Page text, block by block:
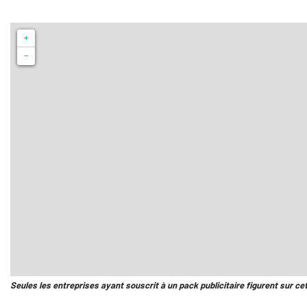
+
−
Seules les entreprises ayant souscrit à un pack publicitaire figurent sur